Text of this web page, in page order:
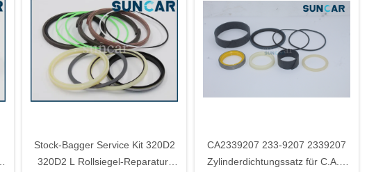
Stock-Bagger Service Kit 320D2
320D2 L Rollsiegel-Reparatur-
CA2339207 233-9207 2339207
Zylinderdichtungssatz für C.A.T.